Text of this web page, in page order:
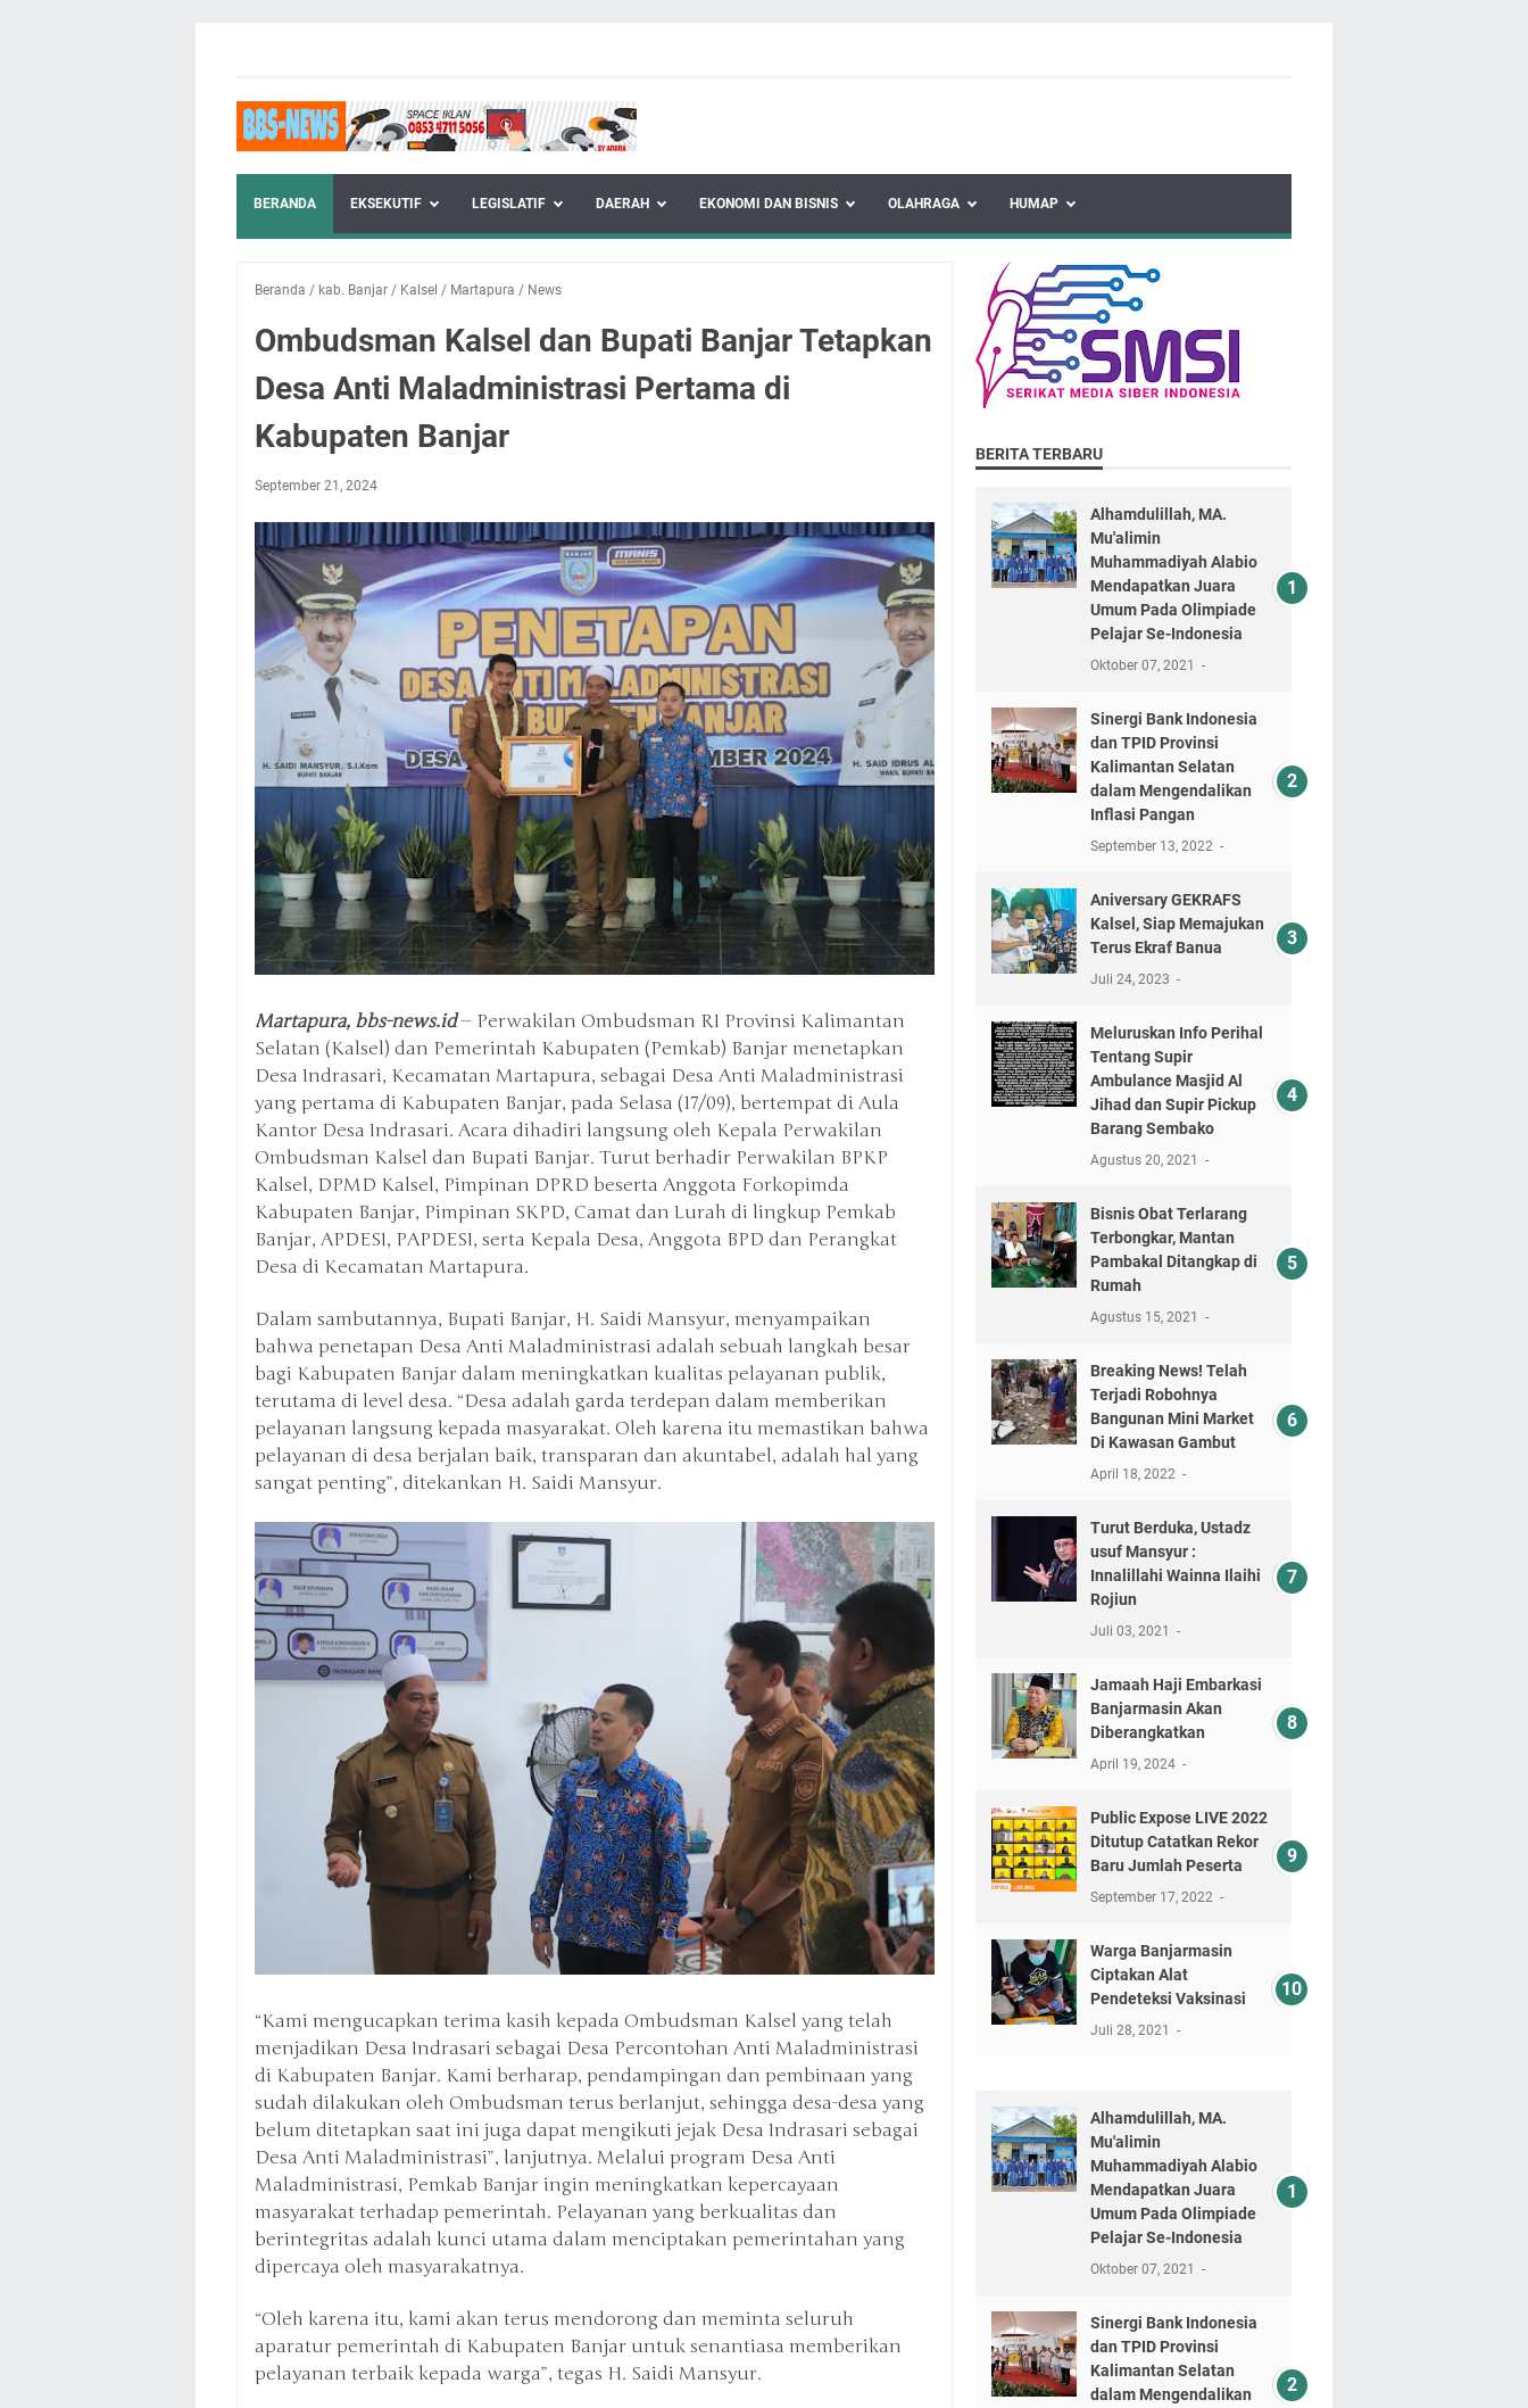
BERANDA EKSEKUTIF LEGISLATIF DAERAH EKONOMI DAN BISNIS OLAHRAGA HUMAP
Beranda / kab. Banjar / Kalsel / Martapura / News
Ombudsman Kalsel dan Bupati Banjar Tetapkan
Desa Anti Maladministrasi Pertama di
Kabupaten Banjar
September 21, 2024
Martapura, bbs-news.id-- Perwakilan Ombudsman RI Provinsi Kalimantan
Selatan (Kalsel) dan Pemerintah Kabupaten (Pemkab) Banjar menetapkan
Desa Indrasari, Kecamatan Martapura, sebagai Desa Anti Maladministrasi
yang pertama di Kabupaten Banjar, pada Selasa (17/09), bertempat di Aula
Kantor Desa Indrasari. Acara dihadiri langsung oleh Kepala Perwakilan
Ombudsman Kalsel dan Bupati Banjar. Turut berhadir Perwakilan BPKP
Kalsel, DPMD Kalsel, Pimpinan DPRD beserta Anggota Forkopimda
Kabupaten Banjar, Pimpinan SKPD, Camat dan Lurah di lingkup Pemkab
Banjar, APDESI, PAPDESI, serta Kepala Desa, Anggota BPD dan Perangkat
Desa di Kecamatan Martapura.
Dalam sambutannya, Bupati Banjar, H. Saidi Mansyur, menyampaikan
bahwa penetapan Desa Anti Maladministrasi adalah sebuah langkah besar
bagi Kabupaten Banjar dalam meningkatkan kualitas pelayanan publik,
terutama di level desa. “Desa adalah garda terdepan dalam memberikan
pelayanan langsung kepada masyarakat. Oleh karena itu memastikan bahwa
pelayanan di desa berjalan baik, transparan dan akuntabel, adalah hal yang
sangat penting”, ditekankan H. Saidi Mansyur.
“Kami mengucapkan terima kasih kepada Ombudsman Kalsel yang telah
menjadikan Desa Indrasari sebagai Desa Percontohan Anti Maladministrasi
di Kabupaten Banjar. Kami berharap, pendampingan dan pembinaan yang
sudah dilakukan oleh Ombudsman terus berlanjut, sehingga desa-desa yang
belum ditetapkan saat ini juga dapat mengikuti jejak Desa Indrasari sebagai
Desa Anti Maladministrasi”, lanjutnya. Melalui program Desa Anti
Maladministrasi, Pemkab Banjar ingin meningkatkan kepercayaan
masyarakat terhadap pemerintah. Pelayanan yang berkualitas dan
berintegritas adalah kunci utama dalam menciptakan pemerintahan yang
dipercaya oleh masyarakatnya.
“Oleh karena itu, kami akan terus mendorong dan meminta seluruh
aparatur pemerintah di Kabupaten Banjar untuk senantiasa memberikan
pelayanan terbaik kepada warga”, tegas H. Saidi Mansyur.
BERITA TERBARU
Alhamdulillah, MA.
Mu'alimin
Muhammadiyah Alabio
Mendapatkan Juara
Umum Pada Olimpiade
Pelajar Se-Indonesia
Oktober 07, 2021
Sinergi Bank Indonesia
dan TPID Provinsi
Kalimantan Selatan
dalam Mengendalikan
Inflasi Pangan
September 13, 2022
Aniversary GEKRAFS
Kalsel, Siap Memajukan
Terus Ekraf Banua
Juli 24, 2023
Meluruskan Info Perihal
Tentang Supir
Ambulance Masjid Al
Jihad dan Supir Pickup
Barang Sembako
Agustus 20, 2021
Bisnis Obat Terlarang
Terbongkar, Mantan
Pambakal Ditangkap di
Rumah
Agustus 15, 2021
Breaking News! Telah
Terjadi Robohnya
Bangunan Mini Market
Di Kawasan Gambut
April 18, 2022
Turut Berduka, Ustadz
usuf Mansyur :
Innalillahi Wainna Ilaihi
Rojiun
Juli 03, 2021
Jamaah Haji Embarkasi
Banjarmasin Akan
Diberangkatkan
April 19, 2024
Public Expose LIVE 2022
Ditutup Catatkan Rekor
Baru Jumlah Peserta
September 17, 2022
Warga Banjarmasin
Ciptakan Alat
Pendeteksi Vaksinasi
Juli 28, 2021
Alhamdulillah, MA.
Mu'alimin
Muhammadiyah Alabio
Mendapatkan Juara
Umum Pada Olimpiade
Pelajar Se-Indonesia
Oktober 07, 2021
Sinergi Bank Indonesia
dan TPID Provinsi
Kalimantan Selatan
dalam Mengendalikan